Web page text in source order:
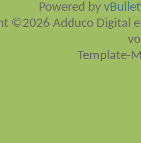
Powered by
©2026 Adduco Digital
Template-